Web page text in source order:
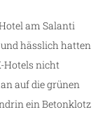
am Salanti
hässlich hatten
Hotels nicht
auf die grünen
ein Betonklotz